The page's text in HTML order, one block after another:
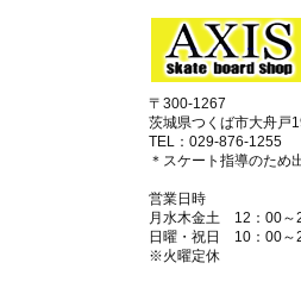
〒300-1267
茨城県つくば市大舟戸
TEL：029-876-1255
＊スケート指導のため
営業日時
月水木金土 12：00～
日曜・祝日 10：00～
※火曜定休